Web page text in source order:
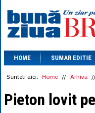
HOME SUMAR EDITIE
Sunteti aici: Home // Arhiva //
Pieton lovit